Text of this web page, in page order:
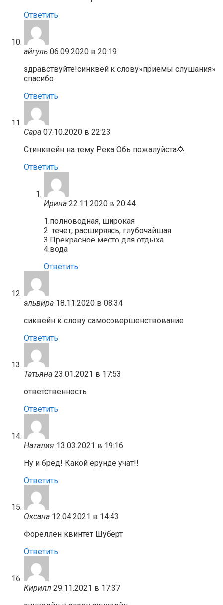
Ответить
айгуль 06.09.2020 в 20:19
здравствуйте!синквей к слову»приемы слушания»
спасибо
Ответить
Сара 07.10.2020 в 22:23
Стинквейн на тему Река Обь пожалуйста🙇
Ответить
Ирина 22.11.2020 в 20:44
1.полноводная, широкая
2. течет, расширяясь, глубочайшая
3.Прекрасное место для отдыха
4.вода
Ответить
эльвира 18.11.2020 в 08:34
сиквейн к слову самосовершенствование
Ответить
Татьяна 23.01.2021 в 17:53
ответственность
Ответить
Наталия 13.03.2021 в 19:16
Ну и бред! Какой ерунде учат!!
Ответить
Оксана 12.04.2021 в 14:43
Фореллен квинтет Шуберт
Ответить
Кирилл 29.11.2021 в 17:37